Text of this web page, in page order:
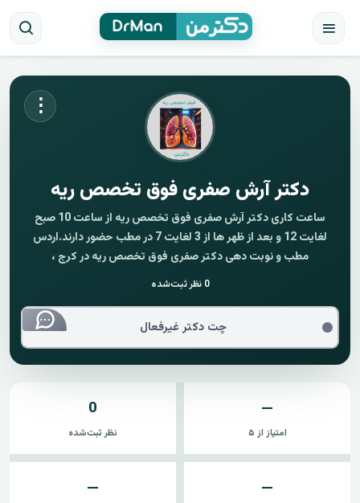
⋮
دکتر آرش صفری فوق تخصص ریه
ساعت کاری دکتر آرش صفری فوق تخصص ریه از ساعت 10 صبح
لغایت 12 و بعد از ظهر ها از 3 لغایت 7 در مطب حضور دارند.اردس
مطب و نوبت دهی دکتر صفری فوق تخصص ریه در کرج ،
0 نظر ثبت‌شده
چت دکتر غیرفعال
—
امتیاز از ۵
0
نظر ثبت‌شده
—
—